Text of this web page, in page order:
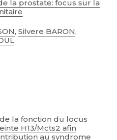
la prostate: focus sur la
, Silvere BARON,
la fonction du locus
H13/Mcts2 afin
au syndrome